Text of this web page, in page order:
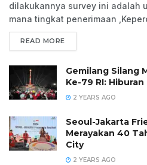
dilakukannya survey ini adalah
mana tingkat penerimaan
READ MORE
Gemilang Silang
Ke-79 RI:
2 YEARS AGO
Seoul-Jakarta
Merayakan 40
City
2 YEARS AGO